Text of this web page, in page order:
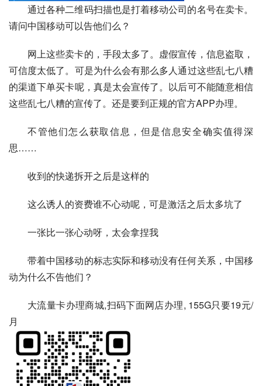
通过各种二维码扫描也是打着移动公司的名号在卖卡。
请问中国移动可以告他们么？
网上这些卖卡的，手段太多了。虚假宣传，信息盗取，
可信度太低了。可是为什么会有那么多人通过这些乱七八糟
的渠道下单买卡呢，真是太会宣传了。以后可不能随意相信
这些乱七八糟的宣传了。还是要到正规的官方APP办理。
不管他们怎么获取信息，但是信息安全确实值得深
思……
收到的快递拆开之后是这样的
这么诱人的资费谁不心动呢，可是激活之后太多坑了
一张比一张心动呀，太会拿捏我
带着中国移动的标志实际和移动没有任何关系，中国移
动为什么不告他们？
大流量卡办理商城,扫码下面网店办理, 155G只要19元/
月